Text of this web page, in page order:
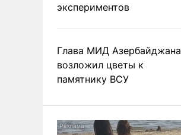
экспериментов
Глава МИД Азербайджана
возложил цветы к
памятнику ВСУ